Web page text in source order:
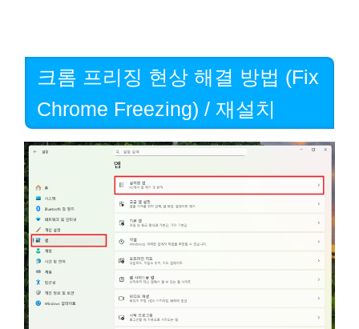
크롬 프리징 현상 해결 방법 (Fix
Chrome Freezing) / 재설치